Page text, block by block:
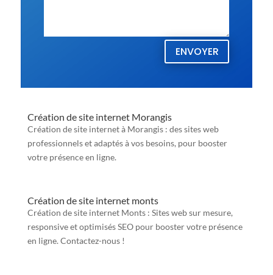
ENVOYER
Création de site internet Morangis
Création de site internet à Morangis : des sites web
professionnels et adaptés à vos besoins, pour booster
votre présence en ligne.
Création de site internet monts
Création de site internet Monts : Sites web sur mesure,
responsive et optimisés SEO pour booster votre présence
en ligne. Contactez-nous !